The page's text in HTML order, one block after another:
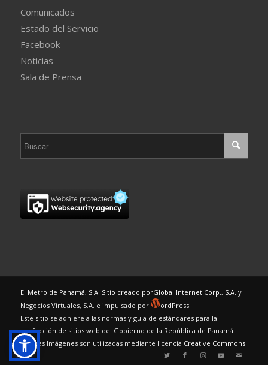
Comunicados
Estado del Servicio
Facebook
Noticias
Sala de Prensa
El Metro de Panamá, S.A. Sitio creado porGlobal Internet Corp., S.A. y
Negocios Virtuales, S.A. e impulsado por
ordPress.
Este sitio se adhiere a las normas y guía de estándares para la
confección de sitios web del Gobierno de la República de Panamá.
Algunas Imágenes son utilizadas mediante licencia Creative Commons